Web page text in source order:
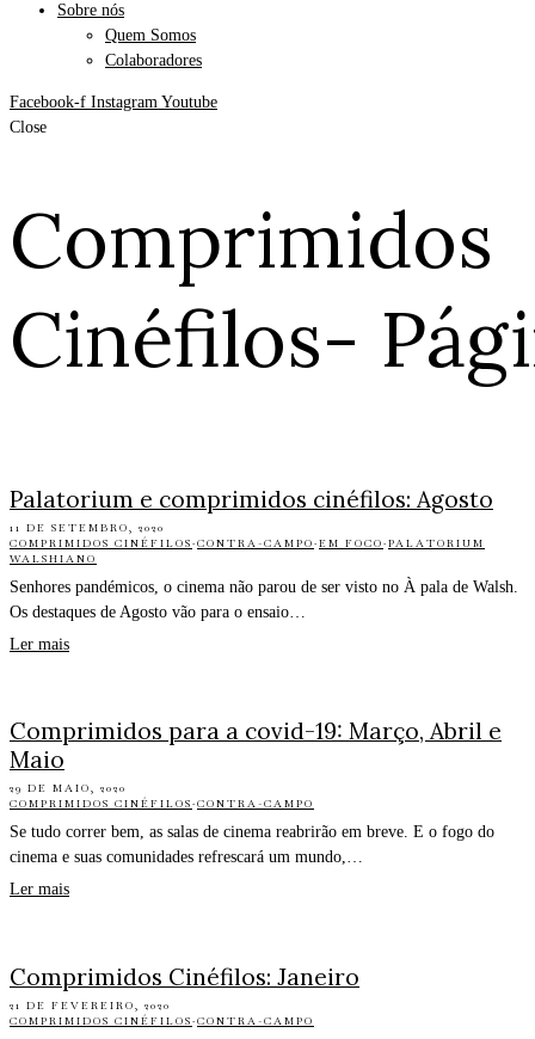
Sobre nós
Quem Somos
Colaboradores
Facebook-f Instagram Youtube
Close
Comprimidos
Cinéfilos-
Palatorium e comprimidos cinéfilos: Agosto
11 DE SETEMBRO, 2020
COMPRIMIDOS CINÉFILOS·CONTRA-CAMPO·EM FOCO·PALATORIUM
WALSHIANO
Senhores pandémicos, o cinema não parou de ser visto no À pala de Walsh.
Os destaques de Agosto vão para o ensaio…
Ler mais
Comprimidos para a covid-19: Março, Abril e
Maio
29 DE MAIO, 2020
COMPRIMIDOS CINÉFILOS·CONTRA-CAMPO
Se tudo correr bem, as salas de cinema reabrirão em breve. E o fogo do
cinema e suas comunidades refrescará um mundo,…
Ler mais
Comprimidos Cinéfilos: Janeiro
21 DE FEVEREIRO, 2020
COMPRIMIDOS CINÉFILOS·CONTRA-CAMPO